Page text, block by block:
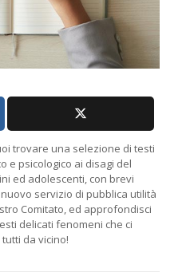
trovare una selezione di testi
e psicologico ai disagi del
ed adolescenti, con brevi
servizio di pubblica utilità
Comitato, ed approfondisci
delicati fenomeni che ci
da vicino!